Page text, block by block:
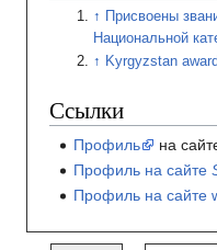
Присвоены
Национальной
Kyrgyzstan
Ссылки
Профиль
на
Профиль на сайте
Профиль на сайте